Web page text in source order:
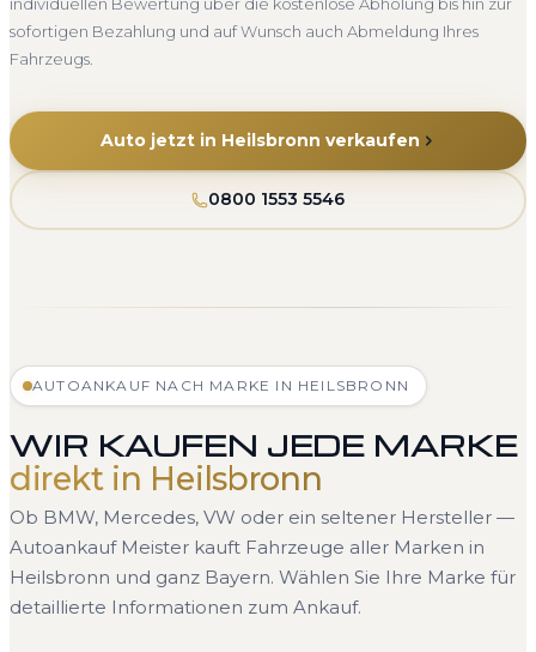
sofortigen Bezahlung und auf Wunsch auch Abmeldung Ihres
Fahrzeugs.
Auto jetzt in Heilsbronn verkaufen
0800 1553 5546
AUTOANKAUF NACH MARKE IN HEILSBRONN
WIR KAUFEN JEDE MARKE
direkt in Heilsbronn
Ob BMW, Mercedes, VW oder ein seltener Hersteller —
Autoankauf Meister kauft Fahrzeuge aller Marken in
Heilsbronn und ganz Bayern. Wählen Sie Ihre Marke für
detaillierte Informationen zum Ankauf.